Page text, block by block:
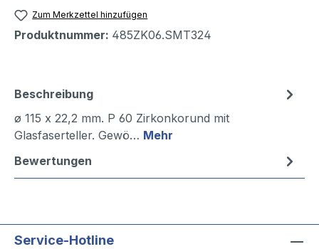
Zum Merkzettel hinzufügen
Produktnummer: 485ZK06.SMT324
Beschreibung
ø 115 x 22,2 mm. P 60 Zirkonkorund mit
Glasfaserteller. Gewö… Mehr
Bewertungen
Service-Hotline